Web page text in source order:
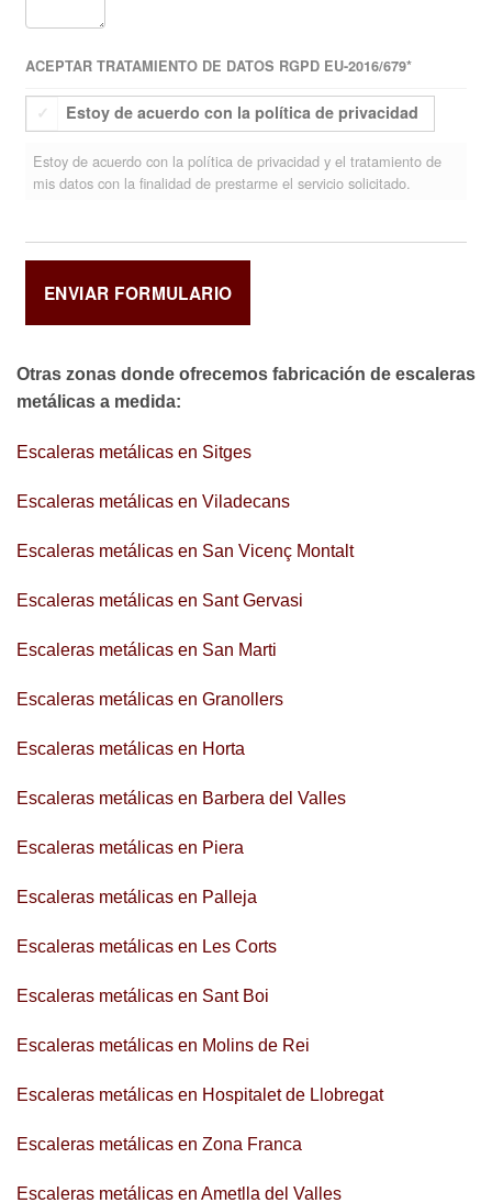
ACEPTAR TRATAMIENTO DE DATOS RGPD EU-2016/679*
Estoy de acuerdo con la política de privacidad
Estoy de acuerdo con la política de privacidad y el tratamiento de
mis datos con la finalidad de prestarme el servicio solicitado.
Otras zonas donde ofrecemos fabricación de escaleras
metálicas a medida:
Escaleras metálicas en Sitges
Escaleras metálicas en Viladecans
Escaleras metálicas en San Vicenç Montalt
Escaleras metálicas en Sant Gervasi
Escaleras metálicas en San Marti
Escaleras metálicas en Granollers
Escaleras metálicas en Horta
Escaleras metálicas en Barbera del Valles
Escaleras metálicas en Piera
Escaleras metálicas en Palleja
Escaleras metálicas en Les Corts
Escaleras metálicas en Sant Boi
Escaleras metálicas en Molins de Rei
Escaleras metálicas en Hospitalet de Llobregat
Escaleras metálicas en Zona Franca
Escaleras metálicas en Ametlla del Valles